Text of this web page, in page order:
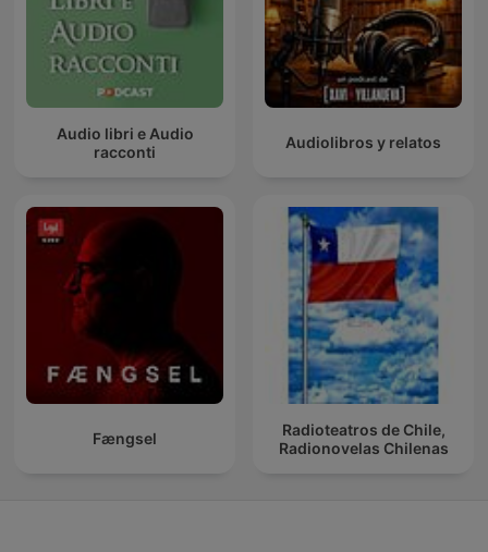
Audio libri e Audio
racconti
Audiolibros y relatos
Fængsel
Radioteatros de Chile,
Radionovelas Chilenas